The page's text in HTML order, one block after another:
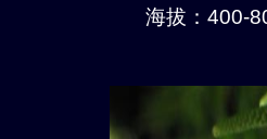
海拔：400-